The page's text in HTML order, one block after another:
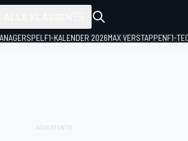
F1-KALENDER 2026MAX VERSTAPPENF1-